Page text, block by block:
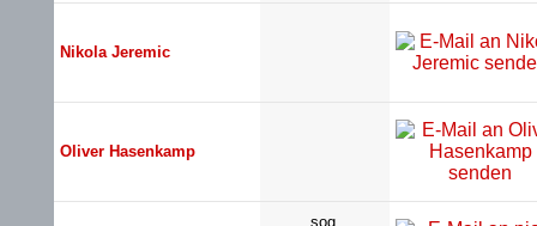
Nikola Jeremic
Oliver Hasenkamp
sog.